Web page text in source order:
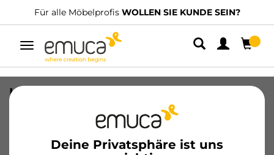
Für alle Möbelprofis WOLLEN SIE KUNDE SEIN?
Umschaltbare
Navigation
Deine Privatsphäre ist uns
Kit von 20 Topfscharniere X92
Schließautomatik und
Kreuzmontageplatten zum Schrauben,
Höhe 0, Stahl, vernickelt